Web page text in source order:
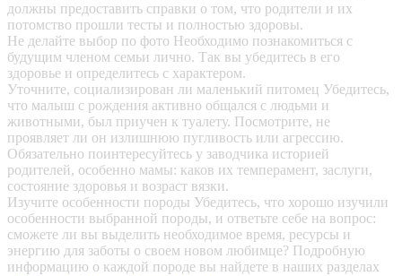
должны предоставить справки о том, что родители и их
потомство прошли тесты и полностью здоровы.
Не делайте выбор по фото Необходимо познакомиться с
будущим членом семьи лично. Так вы убедитесь в его
здоровье и определитесь с характером.
Уточните, социализирован ли маленький питомец Убедитесь,
что малыш с рождения активно общался с людьми и
животными, был приучен к туалету. Посмотрите, не
проявляет ли он излишнюю пугливость или агрессию.
Обязательно поинтересуйтесь у заводчика историей
родителей, особенно мамы: каков их темперамент, заслуги,
состояние здоровья и возраст вязки.
Изучите особенности породы Убедитесь, что хорошо изучили
особенности выбранной породы, и ответьте себе на вопрос:
сможете ли вы выделить необходимое время, ресурсы и
энергию для заботы о своем новом любимце? Подробную
информацию о каждой породе вы найдете в наших разделах